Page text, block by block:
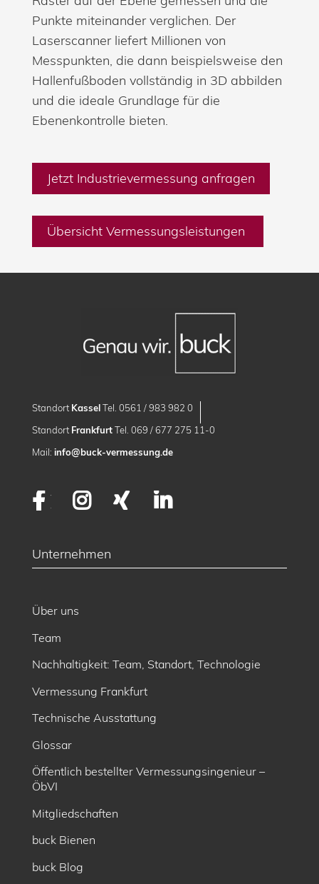
Punkte miteinander verglichen. Der
Laserscanner liefert Millionen von
Messpunkten, die dann beispielsweise den
Hallenfußboden vollständig in 3D abbilden
und die ideale Grundlage für die
Ebenenkontrolle bieten.
Jetzt Industrievermessung anfragen
Übersicht Vermessungsleistungen
Standort KasselTel. 0561 / 983 982 0
Standort FrankfurtTel. 069 / 677 275 11-0
Mail: info@buck-vermessung.de
FacebookInstagram
XING
Unternehmen
Über uns
Team
Nachhaltigkeit: Team, Standort, Technologie
Vermessung Frankfurt
Technische Ausstattung
Glossar
Öffentlich bestellter Vermessungsingenieur –
ÖbVI
Mitgliedschaften
buck Bienen
buck Blog